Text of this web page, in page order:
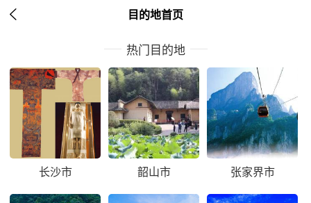
 目的地首页
热门目的地
长沙市 韶山市 张家界市